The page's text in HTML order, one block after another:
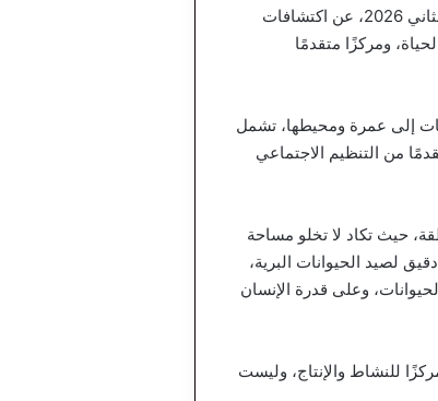
دراسات حديثة مدعومة بتقنيات تصوير جوي وفضائي متقدم، أُنجزت مطلع يناير/كانون الثاني 2026، عن اكتشافات
ومركزًا متقدمًا
إلى عمرة ومحيطها، تشمل
من التنظيم الاجتماعي
حيث تكاد لا تخلو مساحة
لصيد الحيوانات البرية،
وعلى قدرة الإنسان
للنشاط والإنتاج، وليست